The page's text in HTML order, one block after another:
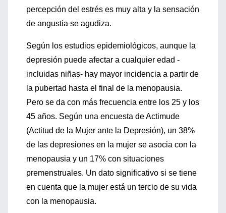
percepción del estrés es muy alta y la sensación
de angustia se agudiza.
Según los estudios epidemiológicos, aunque la
depresión puede afectar a cualquier edad -
incluidas niñas- hay mayor incidencia a partir de
la pubertad hasta el final de la menopausia.
Pero se da con más frecuencia entre los 25 y los
45 años. Según una encuesta de Actimude
(Actitud de la Mujer ante la Depresión), un 38%
de las depresiones en la mujer se asocia con la
menopausia y un 17% con situaciones
premenstruales. Un dato significativo si se tiene
en cuenta que la mujer está un tercio de su vida
con la menopausia.